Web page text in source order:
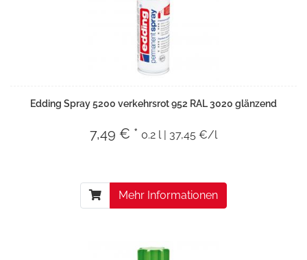
Edding Spray 5200 verkehrsrot 952 RAL 3020 glänzend
7,49 € * 0.2 l | 37,45 €/l
Mehr Informationen